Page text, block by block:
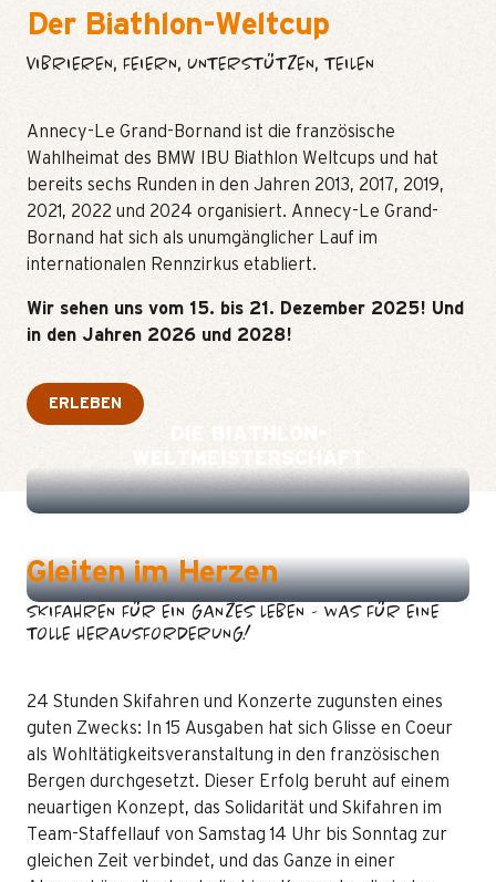
Der Biathlon-Weltcup
VIBRIEREN, FEIERN, UNTERSTÜTZEN, TEILEN
Annecy-Le Grand-Bornand ist die französische
Wahlheimat des BMW IBU Biathlon Weltcups und hat
bereits sechs Runden in den Jahren 2013, 2017, 2019,
2021, 2022 und 2024 organisiert. Annecy-Le Grand-
Bornand hat sich als unumgänglicher Lauf im
internationalen Rennzirkus etabliert.
Wir sehen uns vom 15. bis 21. Dezember 2025! Und
in den Jahren 2026 und 2028!
ERLEBEN
DIE BIATHLON-
WELTMEISTERSCHAFT
Gleiten im Herzen
SKIFAHREN FÜR EIN GANZES LEBEN - WAS FÜR EINE
TOLLE HERAUSFORDERUNG!
24 Stunden Skifahren und Konzerte zugunsten eines
guten Zwecks: In 15 Ausgaben hat sich Glisse en Coeur
als Wohltätigkeitsveranstaltung in den französischen
Bergen durchgesetzt. Dieser Erfolg beruht auf einem
neuartigen Konzept, das Solidarität und Skifahren im
Team-Staffellauf von Samstag 14 Uhr bis Sonntag zur
gleichen Zeit verbindet, und das Ganze in einer